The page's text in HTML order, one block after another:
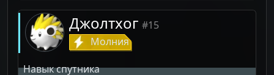
Джолтхог #15
Молния
Навык спутника